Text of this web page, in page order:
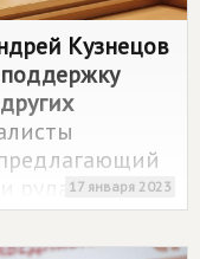
Кузнецов
рударей на
17 января 2023